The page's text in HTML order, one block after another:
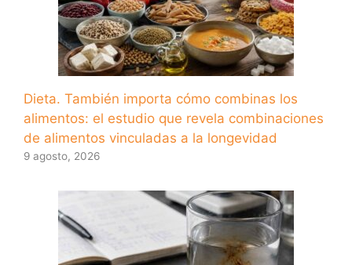
Dieta. También importa cómo combinas los
alimentos: el estudio que revela combinaciones
de alimentos vinculadas a la longevidad
9 agosto, 2026